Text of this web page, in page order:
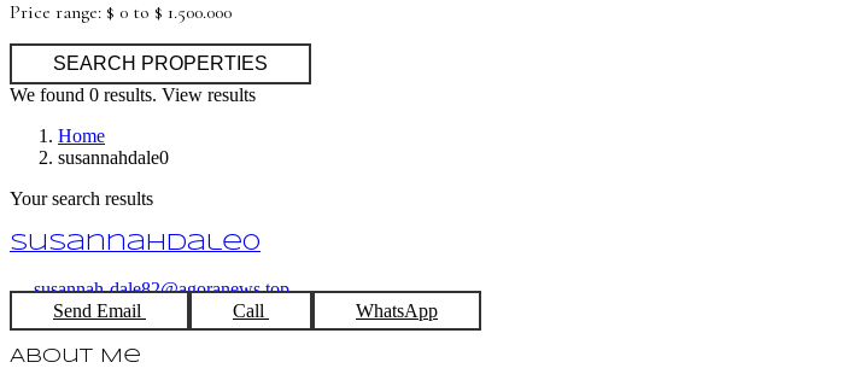
Price range: $ 0 to $ 1.500.000
We found 0 results. View results
Home
susannahdale0
Your search results
susannahdale0
susannah-dale82@agoranews.top
Send Email
Call WhatsApp
About Me